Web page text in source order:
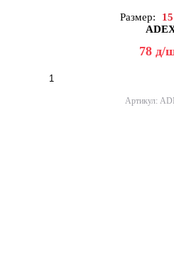
Размер:
78 д/
Артикул: